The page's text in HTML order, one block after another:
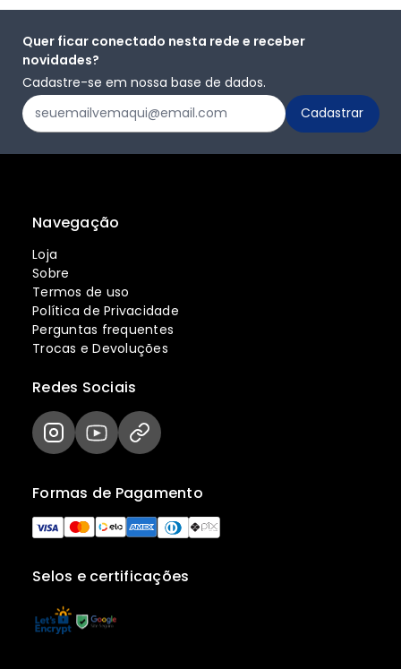
Quer ficar conectado nesta rede e receber
novidades?
Cadastre-se em nossa base de dados.
Navegação
Loja
Sobre
Termos de uso
Política de Privacidade
Perguntas frequentes
Trocas e Devoluções
Selos e certificações
Formas de Pagamento
Redes Sociais